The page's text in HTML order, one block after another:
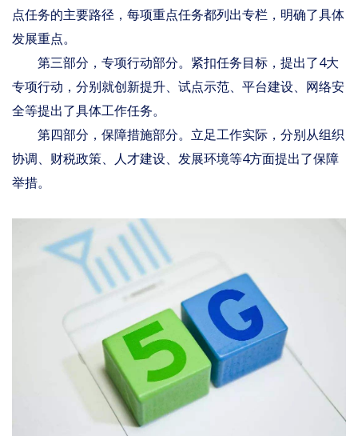
点任务的主要路径，每项重点任务都列出专栏，明确了具体
发展重点。
第三部分，专项行动部分。紧扣任务目标，提出了4大
专项行动，分别就创新提升、试点示范、平台建设、网络安
全等提出了具体工作任务。
第四部分，保障措施部分。立足工作实际，分别从组织
协调、财税政策、人才建设、发展环境等4方面提出了保障
举措。